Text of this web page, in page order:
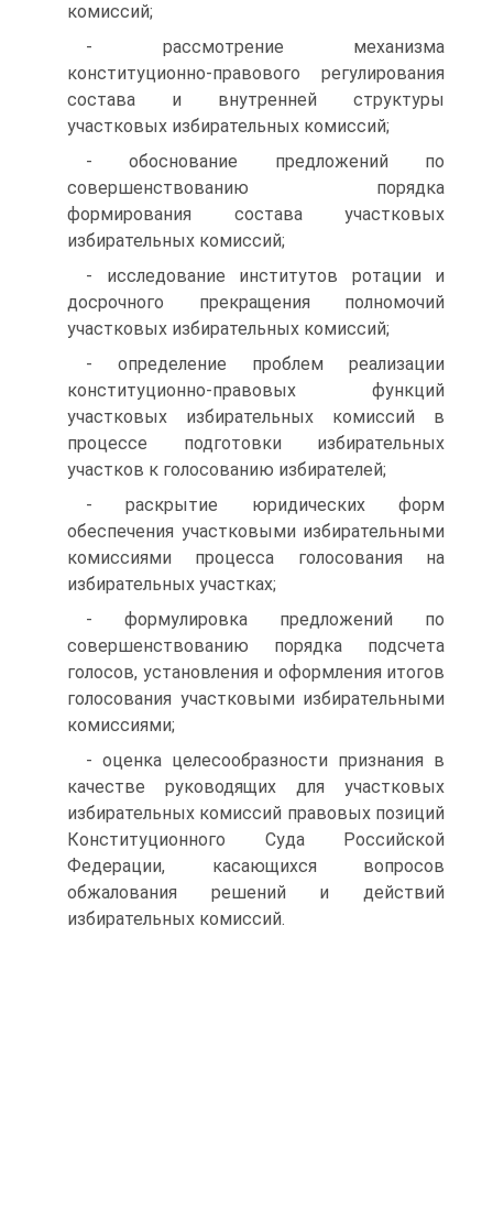
комиссий;
- рассмотрение механизма
конституционно-правового регулирования
состава и внутренней структуры
участковых избирательных комиссий;
- обоснование предложений по
совершенствованию порядка
формирования состава участковых
избирательных комиссий;
- исследование институтов ротации и
досрочного прекращения полномочий
участковых избирательных комиссий;
- определение проблем реализации
конституционно-правовых функций
участковых избирательных комиссий в
процессе подготовки избирательных
участков к голосованию избирателей;
- раскрытие юридических форм
обеспечения участковыми избирательными
комиссиями процесса голосования на
избирательных участках;
- формулировка предложений по
совершенствованию порядка подсчета
голосов, установления и оформления итогов
голосования участковыми избирательными
комиссиями;
- оценка целесообразности признания в
качестве руководящих для участковых
избирательных комиссий правовых позиций
Конституционного Суда Российской
Федерации, касающихся вопросов
обжалования решений и действий
избирательных комиссий.